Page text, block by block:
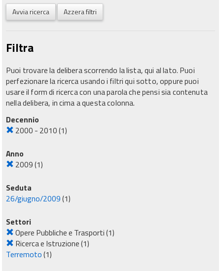
Avvia ricerca Azzera filtri
Filtra
Puoi trovare la delibera scorrendo la lista, qui al lato. Puoi
perfezionare la ricerca usando i filtri qui sotto, oppure puoi
usare il form di ricerca con una parola che pensi sia contenuta
nella delibera, in cima a questa colonna.
Decennio
2000 - 2010(1)
Anno
2009(1)
Seduta
26/giugno/2009(1)
Settori
Opere Pubbliche e Trasporti(1)
Ricerca e Istruzione(1)
Terremoto(1)